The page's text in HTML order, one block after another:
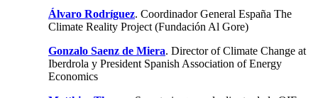
Álvaro Rodríguez. Coordinador General España The
Climate Reality Project (Fundación Al Gore)
Gonzalo Saenz de Miera. Director of Climate Change at
Iberdrola y President Spanish Association of Energy
Economics